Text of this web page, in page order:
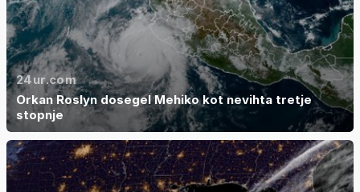
24ur.com
Orkan Roslyn dosegel Mehiko kot nevihta tretje
stopnje